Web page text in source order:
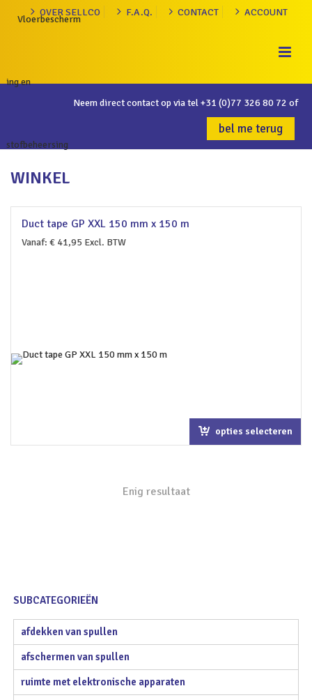
OVER SELLCO F.A.Q. CONTACT ACCOUNT
Neem direct contact op via tel+31 (0)77 326 80 72 of
bel me terug
WINKEL
Duct tape GP XXL 150 mm x 150 m
Vanaf: € 41,95 Excl. BTW
opties selecteren
Enig resultaat
SUBCATEGORIEËN
afdekken van spullen
afschermen van spullen
ruimte met elektronische apparaten